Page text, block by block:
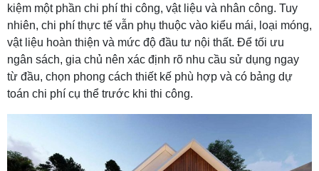
kiệm một phần chi phí thi công, vật liệu và nhân công. Tuy
nhiên, chi phí thực tế vẫn phụ thuộc vào kiểu mái, loại móng,
vật liệu hoàn thiện và mức độ đầu tư nội thất. Để tối ưu
ngân sách, gia chủ nên xác định rõ nhu cầu sử dụng ngay
từ đầu, chọn phong cách thiết kế phù hợp và có bảng dự
toán chi phí cụ thể trước khi thi công.